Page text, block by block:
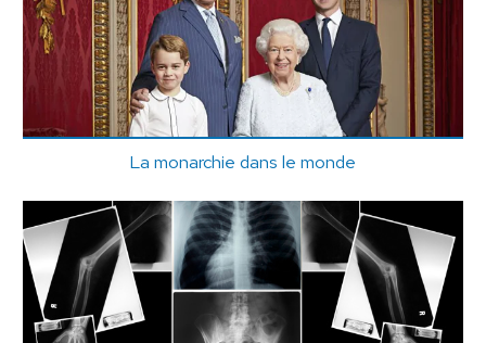
La monarchie dans le monde